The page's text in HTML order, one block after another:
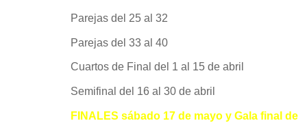
Parejas del 25 al 32
Parejas del 33 al 40
Cuartos de Final del 1 al 15 de abril
Semifinal del 16 al 30 de abril
FINALES sábado 17 de mayo y Gala final de